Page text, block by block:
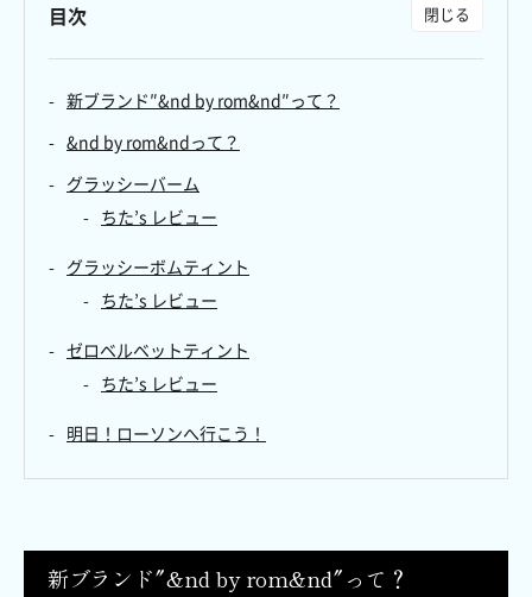
目次
新ブランド″&nd by rom&nd″って？
&nd by rom&ndって？
グラッシーバーム
ちた’s レビュー
グラッシーボムティント
ちた’s レビュー
ゼロベルベットティント
ちた’s レビュー
明日！ローソンへ行こう！
新ブランド″&nd by rom&nd″って？